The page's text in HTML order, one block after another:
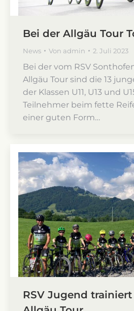
Bei der Allgäu Tour
News Von admin 2. Juli 2023
Bei der vom RSV
Allgäu Tour sind die 13
der Klassen U11, U13 und
Teilnehmer beim fette
einer guten Form…
RSV Jugend